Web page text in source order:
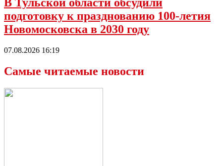
подготовку к празднованию 100-летия
Новомосковска в 2030 году
07.08.2026 16:19
Самые читаемые новости